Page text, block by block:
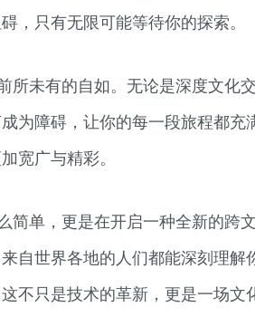
，只有无限可能等待你的探索。
所未有的自如。无论是深度文化交
为障碍，让你的每一段旅程都充
宽广与精彩。
简单，更是在开启一种全新的跨文
自世界各地的人们都能深刻理解
不只是技术的革新，更是一场文